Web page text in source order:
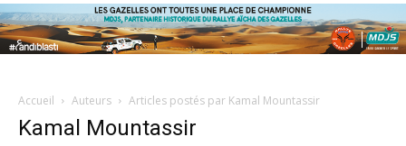
Accueil Auteurs Articles postés par Kamal Mountassir
Kamal Mountassir